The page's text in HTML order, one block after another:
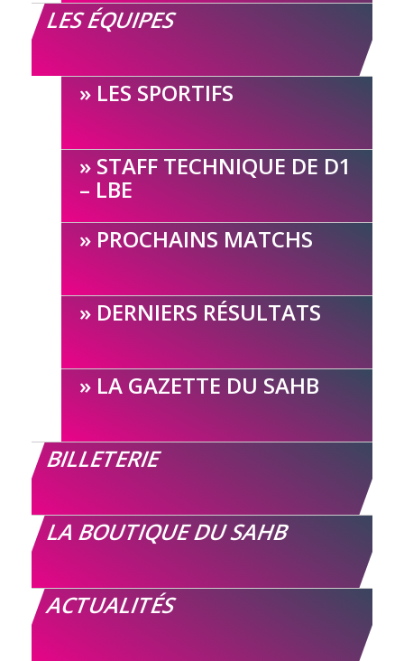
LES ÉQUIPES
LES SPORTIFS
STAFF TECHNIQUE DE D1
– LBE
PROCHAINS MATCHS
DERNIERS RÉSULTATS
LA GAZETTE DU SAHB
BILLETERIE
LA BOUTIQUE DU SAHB
ACTUALITÉS